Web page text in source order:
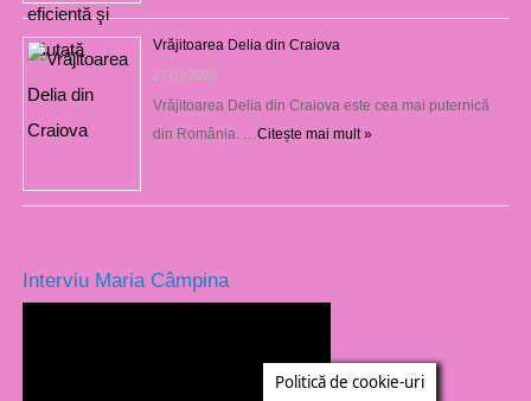
Vrăjitoarea Delia din Craiova
27/07/2026
Vrăjitoarea Delia din Craiova este cea mai puternică
din România. … Citește mai mult »
Interviu Maria Câmpina
Politică de cookie-uri